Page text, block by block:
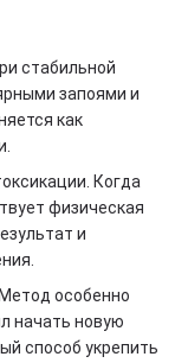
стабильной
запоями и
как
Когда
физическая
и
особенно
начать новую
способ укрепить